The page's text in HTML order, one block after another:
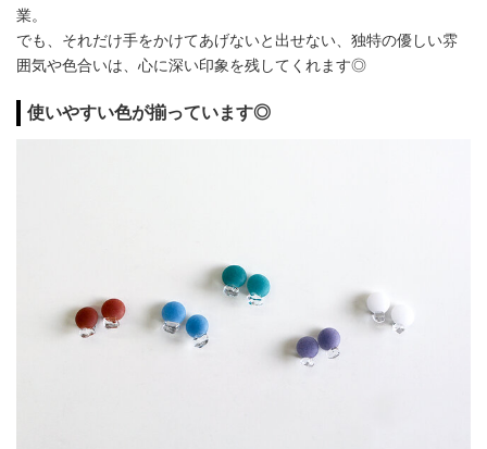
業。
でも、それだけ手をかけてあげないと出せない、独特の優しい雰
囲気や色合いは、心に深い印象を残してくれます◎
使いやすい色が揃っています◎